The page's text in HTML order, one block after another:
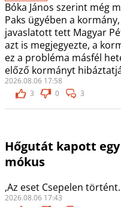
Bóka János szerint még
Paks ügyében a
javaslatott tett Magyar
azt is megjegyezte, a
ez a probléma másfél
előző kormányt
2026.08.06 17:58
3
0 3
Hőgutát kapott egy
mókus
,Az eset Csepelen történt.
2026.08.06 17:43